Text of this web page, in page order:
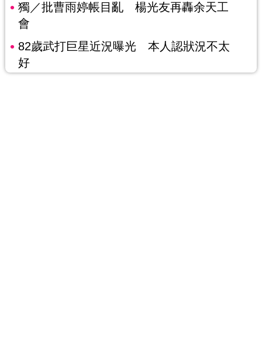
獨／批曹雨婷帳目亂 楊光友再轟余天工
會
82歲武打巨星近況曝光 本人認狀況不太
好